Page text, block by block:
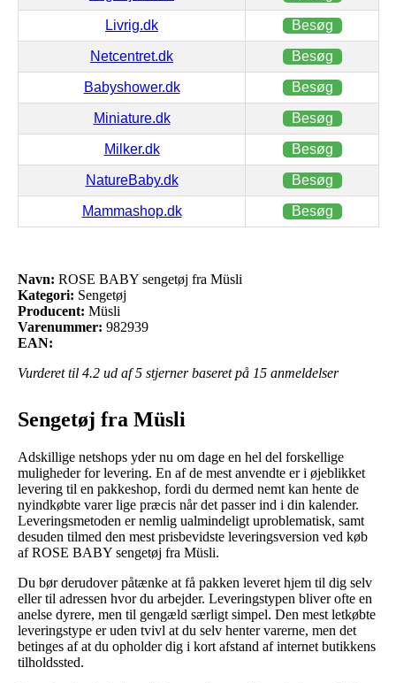
Livrig.dk Besøg
Netcentret.dk Besøg
Babyshower.dk Besøg
Miniature.dk Besøg
Milker.dk Besøg
NatureBaby.dk Besøg
Mammashop.dk Besøg
Navn: ROSE BABY sengetøj fra Müsli
Kategori: Sengetøj
Producent: Müsli
Varenummer: 982939
EAN:
Vurderet til 4.2 ud af 5 stjerner baseret på 15 anmeldelser
Sengetøj fra Müsli
Adskillige netshops yder nu om dage en hel del forskellige
muligheder for levering. En af de mest anvendte er i øjeblikket
levering til en pakkeshop, fordi du dermed nemt kan hente de
nyindkøbte varer lige præcis når det passer ind i din kalender.
Leveringsmetoden er nemlig ualmindeligt uproblematisk, samt
desuden tilmed den mest prisbevidste leveringsversion ved køb
af ROSE BABY sengetøj fra Müsli.
Du bør derudover påtænke at få pakken leveret hjem til dig selv
eller til adressen hvor du arbejder. Leveringstypen bliver ofte en
anelse dyrere, men til gengæld særligt simpel. Den mest letkøbte
leveringstype er uden tvivl at du selv henter varerne, men det
betinges af at du opholder dig i kort afstand af internet butikkens
tilholdssted.